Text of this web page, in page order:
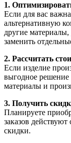
1.
Если для вас
альтернативную
другие
заменить
2. Рассчитать
Если изделие
выгодное
материалы и
3. Получить
Планируете
заказов
скидки.